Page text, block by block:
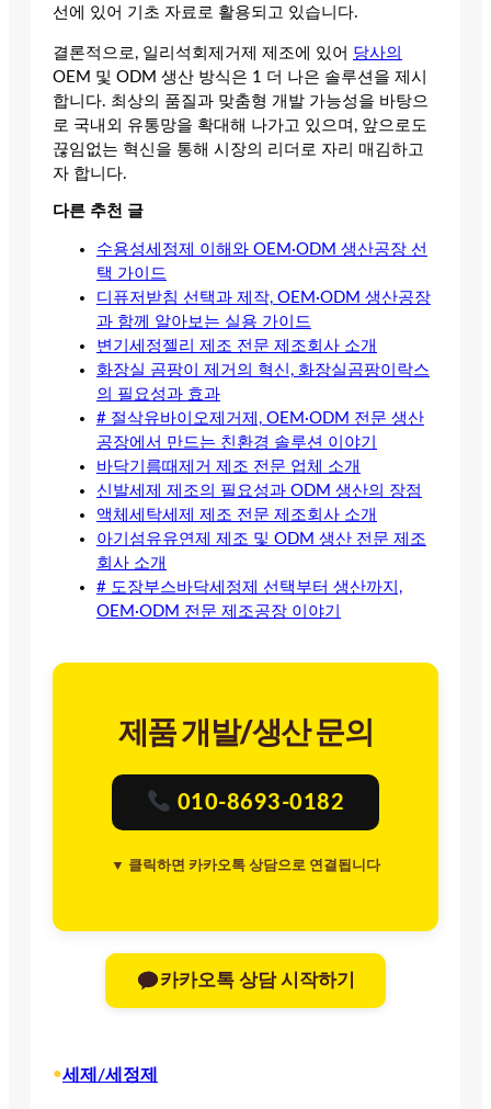
선에 있어 기초 자료로 활용되고 있습니다.
결론적으로, 일리석회제거제 제조에 있어 당사의
OEM 및 ODM 생산 방식은 1 더 나은 솔루션을 제시
합니다. 최상의 품질과 맞춤형 개발 가능성을 바탕으
로 국내외 유통망을 확대해 나가고 있으며, 앞으로도
끊임없는 혁신을 통해 시장의 리더로 자리 매김하고
자 합니다.
다른 추천 글
수용성세정제 이해와 OEM·ODM 생산공장 선
택 가이드
디퓨저받침 선택과 제작, OEM·ODM 생산공장
과 함께 알아보는 실용 가이드
변기세정젤리 제조 전문 제조회사 소개
화장실 곰팡이 제거의 혁신, 화장실곰팡이락스
의 필요성과 효과
# 절삭유바이오제거제, OEM·ODM 전문 생산
공장에서 만드는 친환경 솔루션 이야기
바닥기름때제거 제조 전문 업체 소개
신발세제 제조의 필요성과 ODM 생산의 장점
액체세탁세제 제조 전문 제조회사 소개
아기섬유유연제 제조 및 ODM 생산 전문 제조
회사 소개
# 도장부스바닥세정제 선택부터 생산까지,
OEM·ODM 전문 제조공장 이야기
제품 개발/생산 문의
010-8693-0182
▼ 클릭하면 카카오톡 상담으로 연결됩니다
카카오톡 상담 시작하기
•세제/세정제